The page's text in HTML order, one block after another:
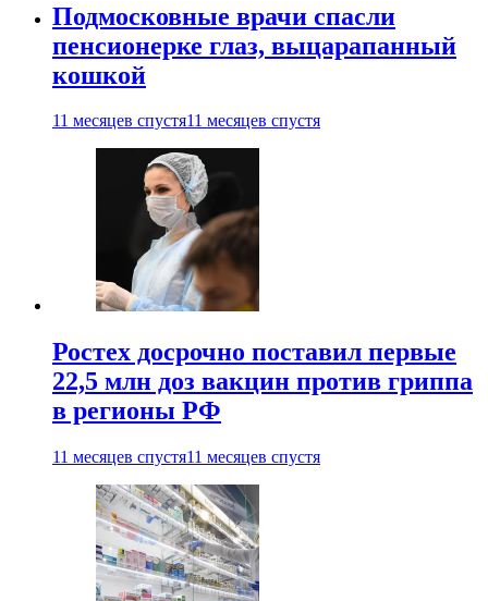
Подмосковные врачи спасли
пенсионерке глаз, выцарапанный
кошкой
11 месяцев спустя11 месяцев спустя
Ростех досрочно поставил первые
22,5 млн доз вакцин против гриппа
в регионы РФ
11 месяцев спустя11 месяцев спустя